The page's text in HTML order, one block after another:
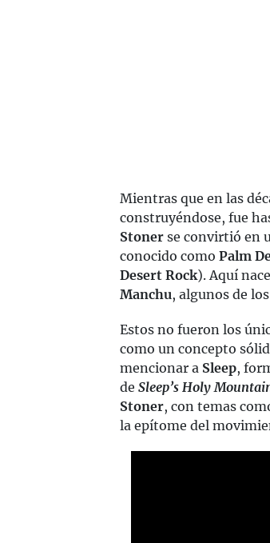
Mientras que en las
construyéndose, fue
Stoner se convirtió en
conocido como Palm
Desert Rock). Aquí
Manchu, algunos de
Estos no fueron los
como un concepto
mencionar a Sleep,
de Sleep’s Holy
Stoner, con temas
la epítome del